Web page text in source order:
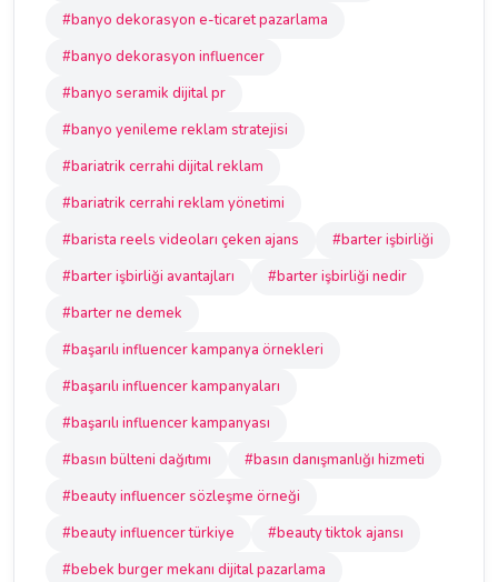
#banyo dekorasyon e-ticaret pazarlama
#banyo dekorasyon influencer
#banyo seramik dijital pr
#banyo yenileme reklam stratejisi
#bariatrik cerrahi dijital reklam
#bariatrik cerrahi reklam yönetimi
#barista reels videoları çeken ajans
#barter işbirliği
#barter işbirliği avantajları
#barter işbirliği nedir
#barter ne demek
#başarılı influencer kampanya örnekleri
#başarılı influencer kampanyaları
#başarılı influencer kampanyası
#basın bülteni dağıtımı
#basın danışmanlığı hizmeti
#beauty influencer sözleşme örneği
#beauty influencer türkiye
#beauty tiktok ajansı
#bebek burger mekanı dijital pazarlama